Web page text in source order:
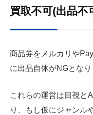
買取不可(出品不
商品券をメルカリや
に出品自体がNGとなり
これらの運営は目視と
り、もし仮にジャンル